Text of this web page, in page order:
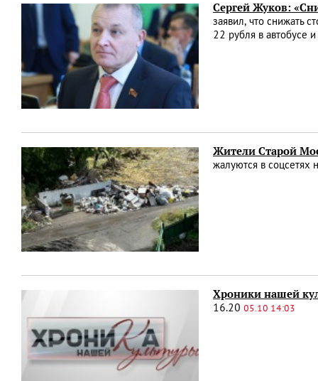
Сергей Жуков:
заявил, что снижать
22 рубля в автобусе
Жители Старой
жалуются в соцсетях
Хроники нашей
16.20 05.10 14:03